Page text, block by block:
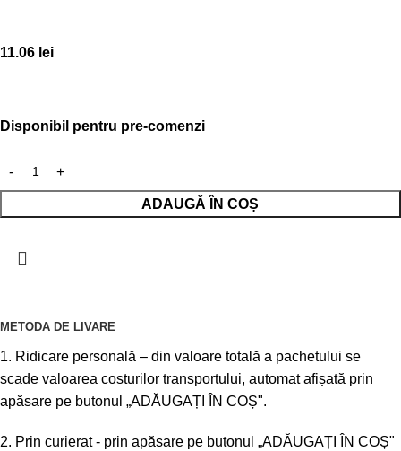
11.06 lei
Disponibil pentru pre-comenzi
ADAUGĂ ÎN COȘ
METODA DE LIVARE
1. Ridicare personală – din valoare totală a pachetului se
scade valoarea costurilor transportului, automat afișată prin
apăsare pe butonul „ADĂUGAȚI ÎN COȘ".
2. Prin curierat - prin apăsare pe butonul „ADĂUGAȚI ÎN COȘ"